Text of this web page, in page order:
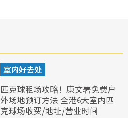
室内好去处
匹克球租场攻略！康文署免费户
外场地预订方法 全港6大室内匹
克球场收费/地址/营业时间